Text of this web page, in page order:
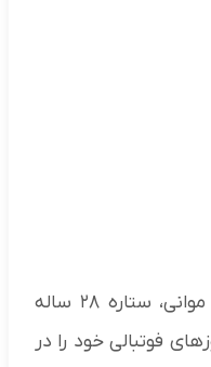
رندال کولو موانی، ستاره ۲۸ ساله
فوتبالی خود را در